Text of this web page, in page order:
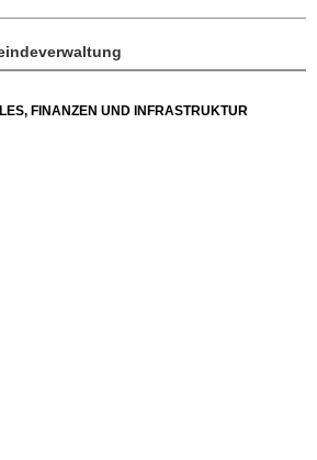
FINANZEN UND INFRASTRUKTUR